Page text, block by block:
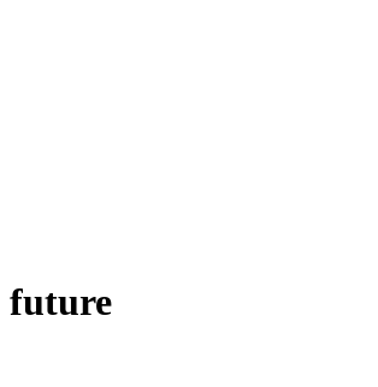
future